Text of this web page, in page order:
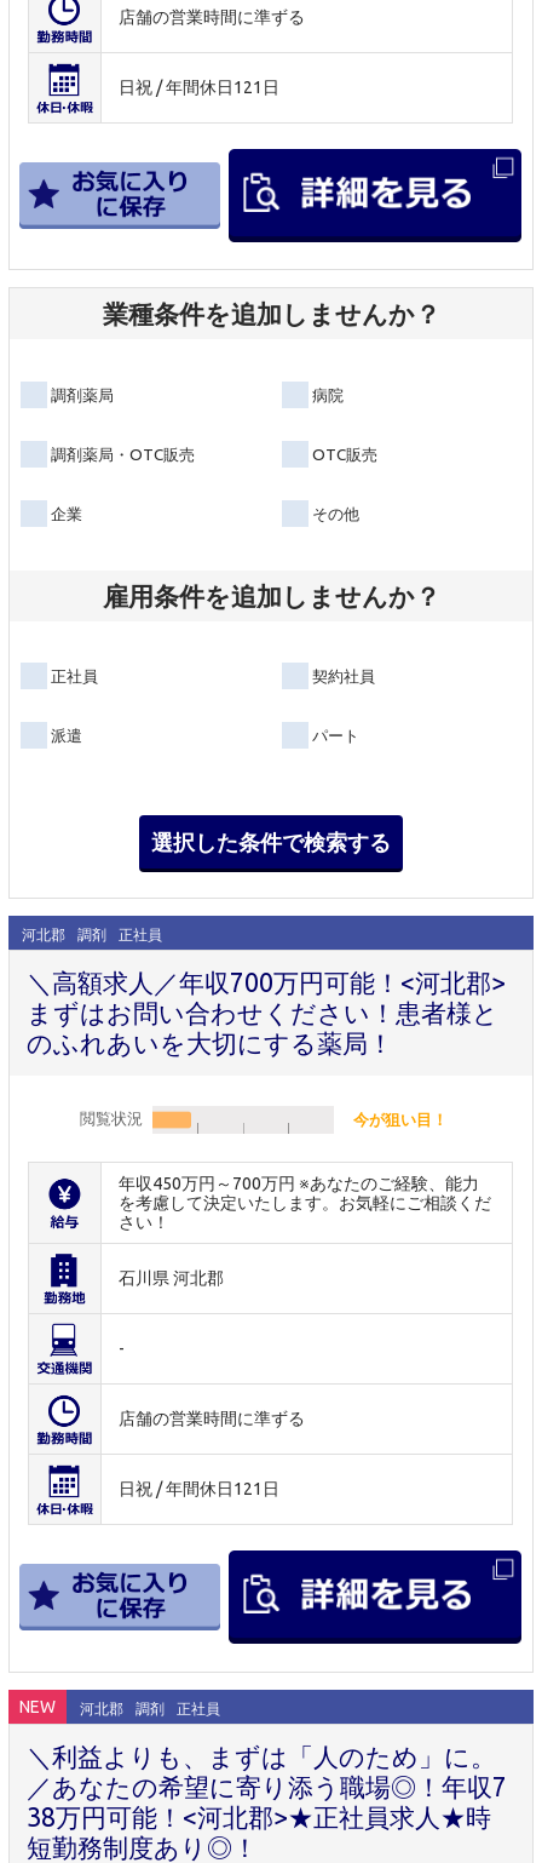
店舗の営業時間に準ずる
日祝 / 年間休日121日
業種条件を追加しませんか？
調剤薬局 病院
調剤薬局・OTC販売 OTC販売
企業 その他
雇用条件を追加しませんか？
正社員 契約社員
派遣 パート
河北郡 調剤 正社員
＼高額求人／年収700万円可能！<河北郡>
まずはお問い合わせください！患者様と
のふれあいを大切にする薬局！
閲覧状況 今が狙い目！
年収450万円～700万円 ※あなたのご経験、能力
を考慮して決定いたします。お気軽にご相談くだ
さい！
石川県 河北郡
-
店舗の営業時間に準ずる
日祝 / 年間休日121日
NEW 河北郡 調剤 正社員
＼利益よりも、まずは「人のため」に。
／あなたの希望に寄り添う職場◎！年収7
38万円可能！<河北郡>★正社員求人★時
短勤務制度あり◎！